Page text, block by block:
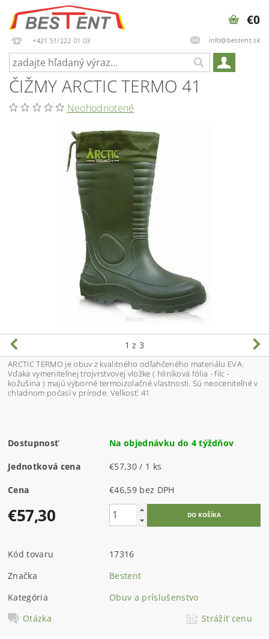
+421 51/222 01 03 info@bestent.sk
€0
ČIŽMY ARCTIC TERMO 41
Neohodnotené
1 z 3
ARCTIC TERMO je obuv z kvalitného odľahčeného materiálu EVA.
Vďaka vymeniteľnej trojvrstvovej vložke ( hliníková fólia - filc -
kožušina ) majú výborné termoizolačné vlastnosti. Sú neoceniteľné v
chladnom počasí v prírode. Veľkosť: 41
Dostupnosť Na objednávku do 4 týždňov
Jednotková cena €57,30 / 1 ks
Cena €46,59 bez DPH
€57,30
Kód tovaru
17316
Značka
Bestent
Kategória
Obuv a príslušenstvo
Otázka
Strážiť cenu